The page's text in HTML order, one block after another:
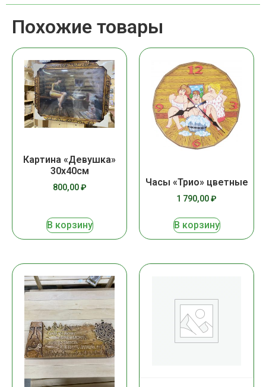
Похожие товары
Картина «Девушка»
30х40см
800,00₽
В корзину
Часы «Трио» цветные
1 790,00₽
В корзину